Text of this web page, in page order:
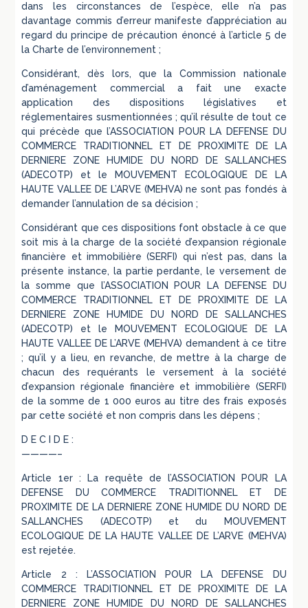
dans les circonstances de l’espèce, elle n’a pas
davantage commis d’erreur manifeste d’appréciation au
regard du principe de précaution énoncé à l’article 5 de
la Charte de l’environnement ;
Considérant, dès lors, que la Commission nationale
d’aménagement commercial a fait une exacte
application des dispositions législatives et
réglementaires susmentionnées ; qu’il résulte de tout ce
qui précède que l’ASSOCIATION POUR LA DEFENSE DU
COMMERCE TRADITIONNEL ET DE PROXIMITE DE LA
DERNIERE ZONE HUMIDE DU NORD DE SALLANCHES
(ADECOTP) et le MOUVEMENT ECOLOGIQUE DE LA
HAUTE VALLEE DE L’ARVE (MEHVA) ne sont pas fondés à
demander l’annulation de sa décision ;
Considérant que ces dispositions font obstacle à ce que
soit mis à la charge de la société d’expansion régionale
financière et immobilière (SERFI) qui n’est pas, dans la
présente instance, la partie perdante, le versement de
la somme que l’ASSOCIATION POUR LA DEFENSE DU
COMMERCE TRADITIONNEL ET DE PROXIMITE DE LA
DERNIERE ZONE HUMIDE DU NORD DE SALLANCHES
(ADECOTP) et le MOUVEMENT ECOLOGIQUE DE LA
HAUTE VALLEE DE L’ARVE (MEHVA) demandent à ce titre
; qu’il y a lieu, en revanche, de mettre à la charge de
chacun des requérants le versement à la société
d’expansion régionale financière et immobilière (SERFI)
de la somme de 1 000 euros au titre des frais exposés
par cette société et non compris dans les dépens ;
D E C I D E :
————–
Article 1er : La requête de l’ASSOCIATION POUR LA
DEFENSE DU COMMERCE TRADITIONNEL ET DE
PROXIMITE DE LA DERNIERE ZONE HUMIDE DU NORD DE
SALLANCHES (ADECOTP) et du MOUVEMENT
ECOLOGIQUE DE LA HAUTE VALLEE DE L’ARVE (MEHVA)
est rejetée.
Article 2 : L’ASSOCIATION POUR LA DEFENSE DU
COMMERCE TRADITIONNEL ET DE PROXIMITE DE LA
DERNIERE ZONE HUMIDE DU NORD DE SALLANCHES